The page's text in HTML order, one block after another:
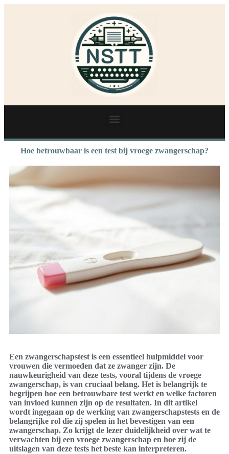
Hoe betrouwbaar is een test bij vroege zwangerschap?
Een zwangerschapstest is een essentieel hulpmiddel voor
vrouwen die vermoeden dat ze zwanger zijn. De
nauwkeurigheid van deze tests, vooral tijdens de vroege
zwangerschap, is van cruciaal belang. Het is belangrijk te
begrijpen hoe een betrouwbare test werkt en welke factoren
van invloed kunnen zijn op de resultaten. In dit artikel
wordt ingegaan op de werking van zwangerschapstests en de
belangrijke rol die zij spelen in het bevestigen van een
zwangerschap. Zo krijgt de lezer duidelijkheid over wat te
verwachten bij een vroege zwangerschap en hoe zij de
uitslagen van deze tests het beste kan interpreteren.